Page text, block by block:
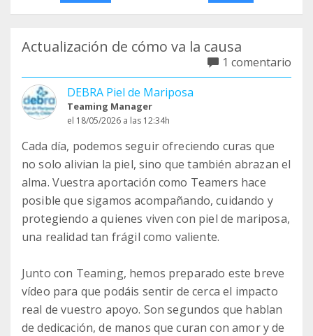
Actualización de cómo va la causa
1 comentario
DEBRA Piel de Mariposa
Teaming Manager
el 18/05/2026 a las 12:34h
Cada día, podemos seguir ofreciendo curas que
no solo alivian la piel, sino que también abrazan el
alma. Vuestra aportación como Teamers hace
posible que sigamos acompañando, cuidando y
protegiendo a quienes viven con piel de mariposa,
una realidad tan frágil como valiente.
Junto con Teaming, hemos preparado este breve
vídeo para que podáis sentir de cerca el impacto
real de vuestro apoyo. Son segundos que hablan
de dedicación, de manos que curan con amor y de